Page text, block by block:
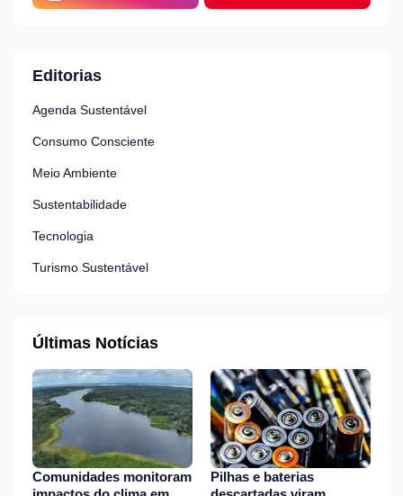
Editorias
Agenda Sustentável
Consumo Consciente
Meio Ambiente
Sustentabilidade
Tecnologia
Turismo Sustentável
Últimas Notícias
Comunidades monitoram
Pilhas e baterias